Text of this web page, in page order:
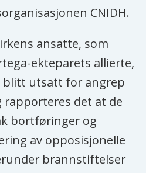
CNIDH.
ansatte, som
ekteparets allierte,
blitt utsatt for angrep
rapporteres det at de
bortføringer og
av opposisjonelle
brannstiftelser